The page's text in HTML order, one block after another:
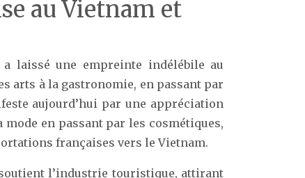
au Vietnam et
laissé une empreinte indélébile au
arts à la gastronomie, en passant par
aujourd’hui par une appréciation
en passant par les cosmétiques,
françaises vers le Vietnam.
l’industrie touristique, attirant